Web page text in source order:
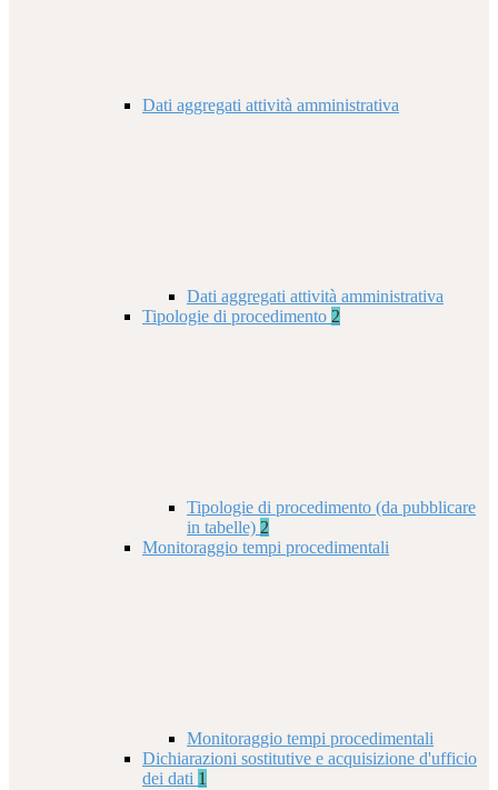
Dati aggregati attività amministrativa
Dati aggregati attività amministrativa
Tipologie di procedimento 2
Tipologie di procedimento (da pubblicare
in tabelle) 2
Monitoraggio tempi procedimentali
Monitoraggio tempi procedimentali
Dichiarazioni sostitutive e acquisizione d'ufficio
dei dati 1